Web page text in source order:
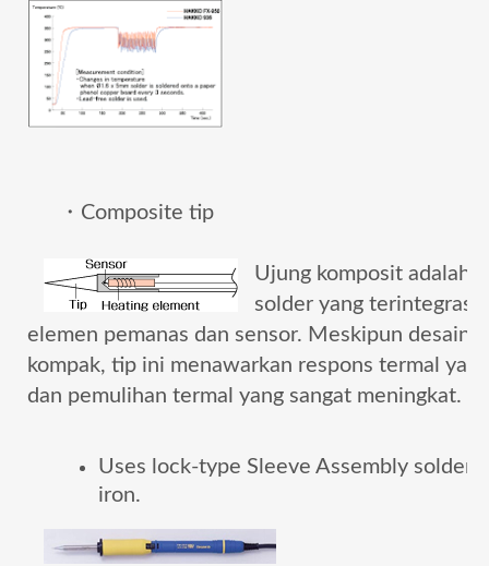
・Composite tip
Ujung komposit adalah
solder yang terintegrasi
elemen pemanas dan sensor. Meskipun
kompak, tip ini menawarkan respons termal
dan pemulihan termal yang sangat meningkat.
Uses lock-type Sleeve Assembly
iron.